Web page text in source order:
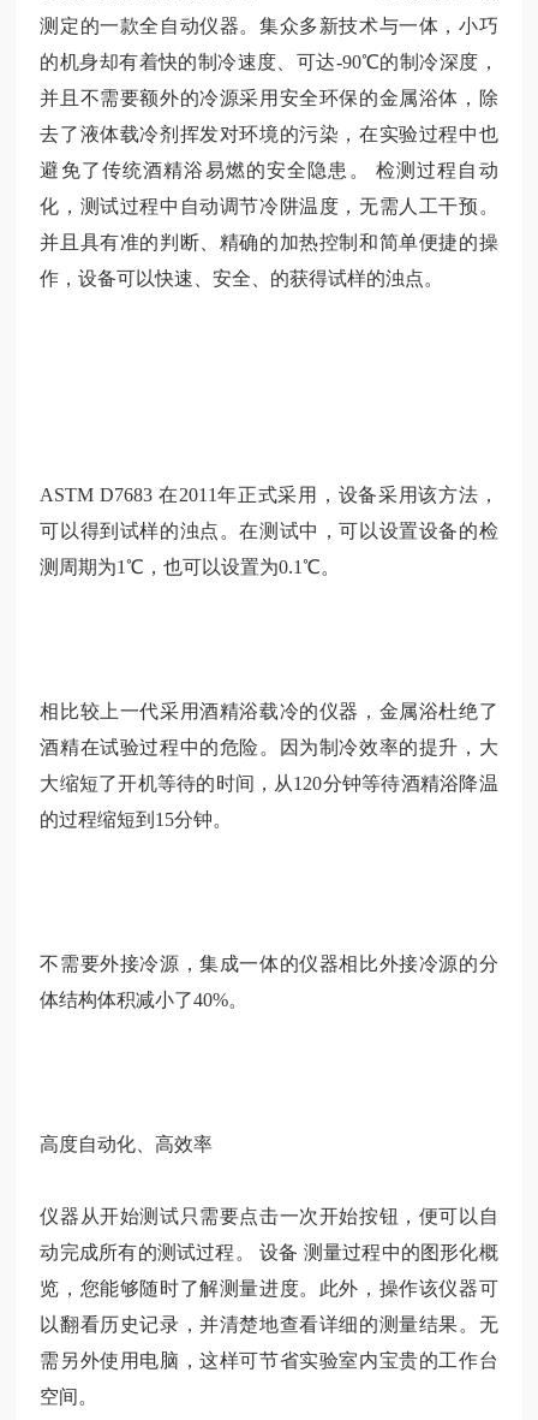
测定的一款全自动仪器。集众多新技术与一体，小巧
的机身却有着快的制冷速度、可达-90℃的制冷深度，
并且不需要额外的冷源采用安全环保的金属浴体，除
去了液体载冷剂挥发对环境的污染，在实验过程中也
避免了传统酒精浴易燃的安全隐患。
检测过程自动
化，测试过程中自动调节冷阱温度，无需人工干预。
并且具有准的判断、精确的加热控制和简单便捷的操
作，设备可以快速、安全、的获得试样的浊点。
ASTM D7683 在2011年正式采用，设备采用该方法，
可以得到试样的浊点。在测试中，可以设置设备的检
测周期为1℃，也可以设置为0.1℃。
相比较上一代采用酒精浴载冷的仪器，金属浴杜绝了
酒精在试验过程中的危险。因为制冷效率的提升，大
大缩短了开机等待的时间，从120分钟等待酒精浴降温
的过程缩短到15分钟。
不需要外接冷源，集成一体的仪器相比外接冷源的分
体结构体积减小了40%。
高度自动化、高效率
仪器从开始测试只需要点击一次开始按钮，便可以自
动完成所有的测试过程。
设备 测量过程中的图形化概
览，您能够随时了解测量进度。此外，操作该仪器可
以翻看历史记录，并清楚地查看详细的测量结果。无
需另外使用电脑，这样可节省实验室内宝贵的工作台
空间。